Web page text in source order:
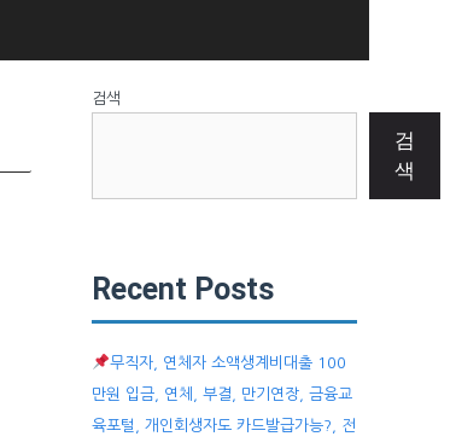
검색
검
색
Recent Posts
무직자, 연체자 소액생계비대출 100
만원 입금, 연체, 부결, 만기연장, 금융교
육포털, 개인회생자도 카드발급가능?, 전